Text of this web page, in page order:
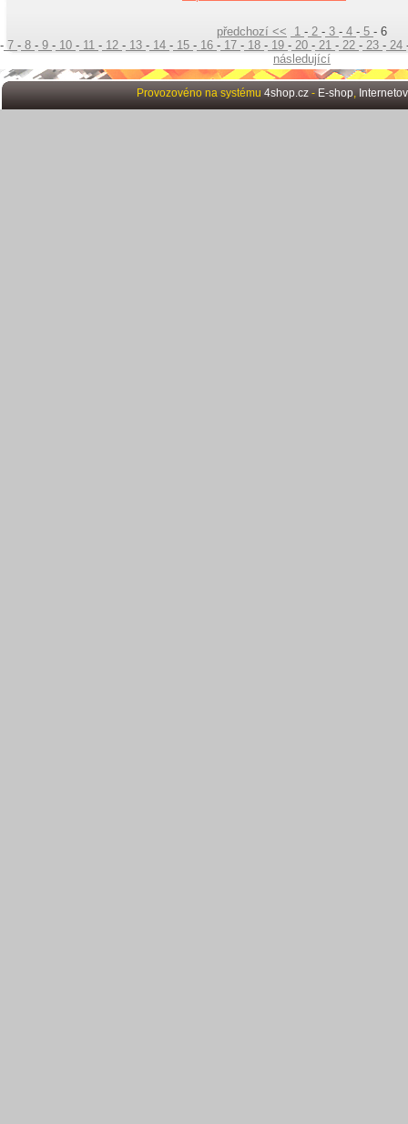
předchozí << 1 - 2 - 3 - 4 - 5 - 6
- 7 - 8 - 9 - 10 - 11 - 12 - 13 - 14 - 15 - 16 - 17 - 18 - 19 - 20 - 21 - 22 - 23 - 24
následující
Provozovéno na systému 4shop.cz - E-shop,